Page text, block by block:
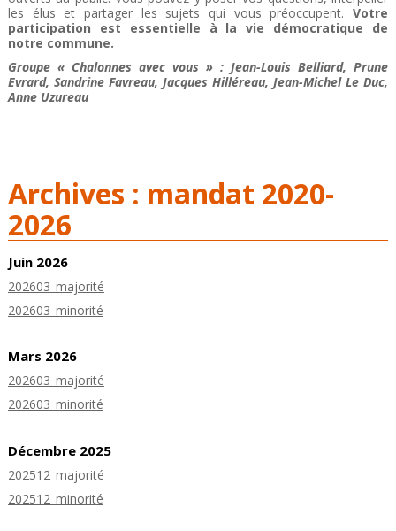
les élus et partager les sujets qui vous préoccupent.Votre
participation est essentielle à la vie démocratique de
notre commune.
Groupe « Chalonnes avec vous » : Jean-Louis Belliard, Prune
Evrard, Sandrine Favreau, Jacques Hilléreau, Jean-Michel Le Duc,
Anne Uzureau
Archives : mandat 2020-
2026
Juin 2026
202603_majorité
202603_minorité
Mars 2026
202603_majorité
202603_minorité
Décembre 2025
202512_majorité
202512_minorité